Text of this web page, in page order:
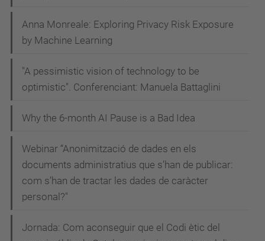
c
i
-
l
Anna Monreale: Exploring Privacy Risk Exposure
by Machine Learning
"A pessimistic vision of technology to be
optimistic". Conferenciant: Manuela Battaglini
Why the 6-month AI Pause is a Bad Idea
Webinar “Anonimització de dades en els
documents administratius que s’han de publicar:
com s’han de tractar les dades de caràcter
personal?"
Jornada: Com aconseguir que el Codi ètic del